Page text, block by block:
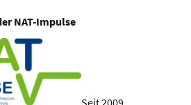
NAT-Impulse
Seit 2009